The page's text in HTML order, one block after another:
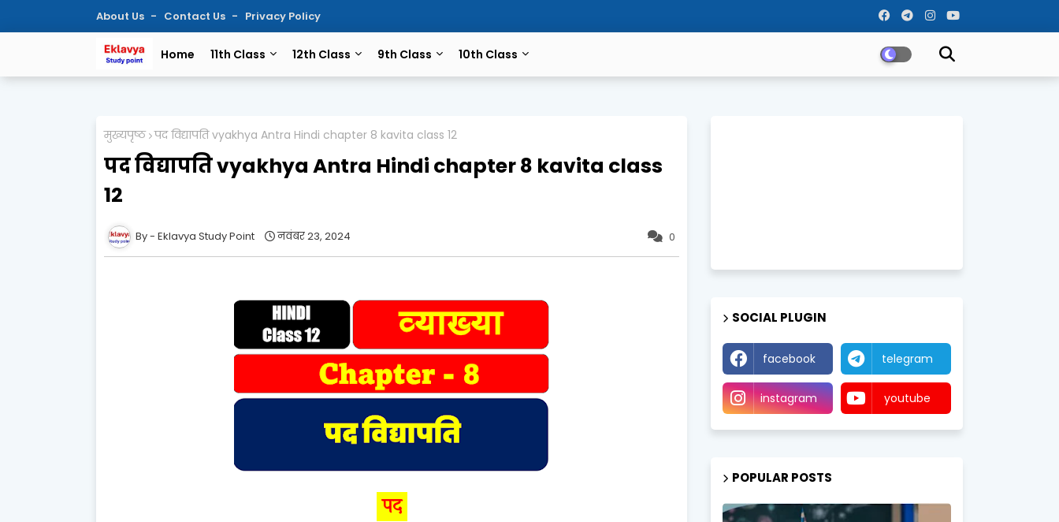
About Us Contact Us Privacy Policy
Home 11th Class 12th Class 9th Class 10th Class
मुख्यपृष्ठ पद विद्यापति vyakhya Antra Hindi chapter 8 kavita class 12
पद विद्यापति vyakhya Antra Hindi chapter 8 kavita class
12
0
Eklavya Study Point नवंबर 23, 2024
पद
SOCIAL PLUGIN
facebook telegram
instagram youtube
POPULAR POSTS